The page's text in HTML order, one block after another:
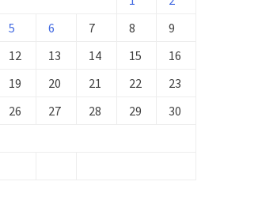
5 6 7 8
9
12 13 14 15
16
19 20 21 22
23
26 27 28 29
30